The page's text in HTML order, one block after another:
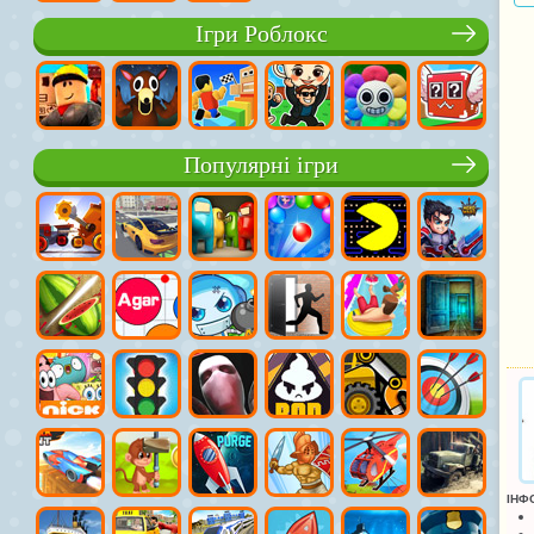
Ігри Роблокс
Популярні ігри